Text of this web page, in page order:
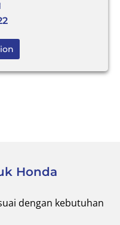
Honda
dengan kebutuhan